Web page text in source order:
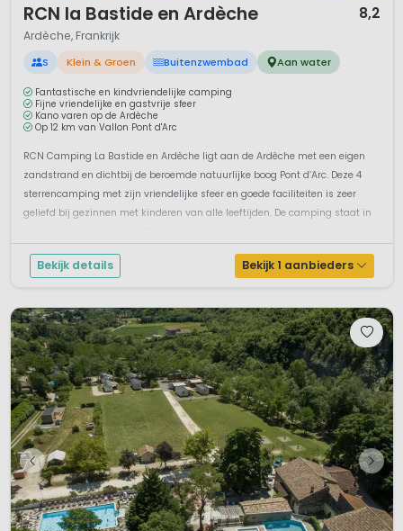
RCN la Bastide en Ardèche 8,2
Ardèche, Frankrijk
S Klein & Groen Buitenzwembad Aan water
Fantastische en kindvriendelijke camping
Fijne vriendelijke en gastvrije sfeer
Kano varen op de Ardèche
Op 12 km van Vallon Pont d'Arc
RCN Camping La Bastide en Ardèche ligt aan de Ardèche met een eigen
zandstrand en dichtbij de beroemde natuurlijke boog Pont d’Arc. Deze 4
sterrencamping met zijn vriendelijke sfeer en goede faciliteiten is zeer
geliefd bij gezinnen met kinderen van alle leeftijden. De camping staat in
Bekijk details Bekijk 1 aanbieders